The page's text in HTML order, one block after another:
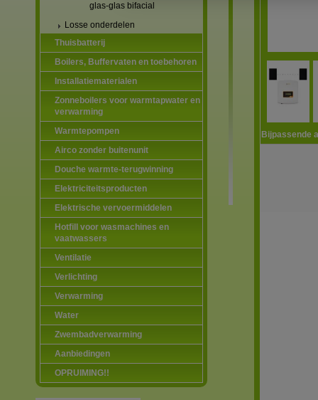
glas-glas bifacial
Losse onderdelen
Thuisbatterij
Boilers, Buffervaten en toebehoren
Installatiematerialen
Zonneboilers voor warmtapwater en
verwarming
Warmtepompen
Airco zonder buitenunit
Douche warmte-terugwinning
Elektriciteitsproducten
Elektrische vervoermiddelen
Hotfill voor wasmachines en
vaatwassers
Ventilatie
Verlichting
Verwarming
Water
Zwembadverwarming
Aanbiedingen
OPRUIMING!!
Bijpassende